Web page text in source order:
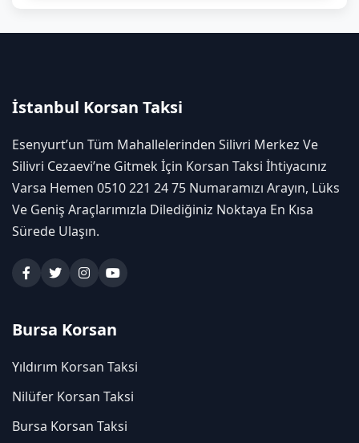
İstanbul Korsan Taksi
Esenyurt’un Tüm Mahallelerinden Silivri Merkez Ve
Silivri Cezaevi’ne Gitmek İçin Korsan Taksi İhtiyacınız
Varsa Hemen 0510 221 24 75 Numaramızı Arayın, Lüks
Ve Geniş Araçlarımızla Dilediğiniz Noktaya En Kısa
Sürede Ulaşın.
Bursa Korsan
Yıldırım Korsan Taksi
Nilüfer Korsan Taksi
Bursa Korsan Taksi